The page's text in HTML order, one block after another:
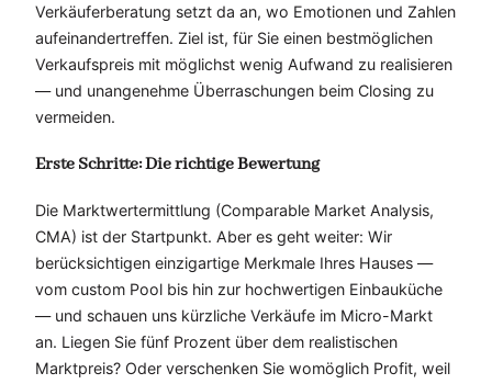
Verkäuferberatung setzt da an, wo Emotionen und Zahlen
aufeinandertreffen. Ziel ist, für Sie einen bestmöglichen
Verkaufspreis mit möglichst wenig Aufwand zu realisieren
— und unangenehme Überraschungen beim Closing zu
vermeiden.
Erste Schritte: Die richtige Bewertung
Die Marktwertermittlung (Comparable Market Analysis,
CMA) ist der Startpunkt. Aber es geht weiter: Wir
berücksichtigen einzigartige Merkmale Ihres Hauses —
vom custom Pool bis hin zur hochwertigen Einbauküche
— und schauen uns kürzliche Verkäufe im Micro-Markt
an. Liegen Sie fünf Prozent über dem realistischen
Marktpreis? Oder verschenken Sie womöglich Profit, weil